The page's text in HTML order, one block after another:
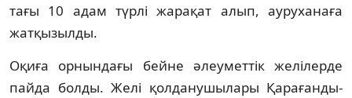
тағы 10 адам түрлі жарақат алып, ауруханаға
жатқызылды.
Оқиға орнындағы бейне әлеуметтік желілерде
пайда болды. Желі қолданушылары Қарағанды-